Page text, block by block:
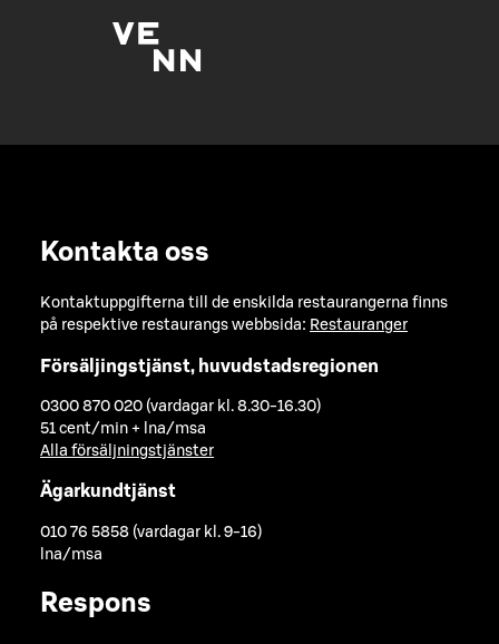
Kontakta oss
Kontaktuppgifterna till de enskilda restaurangerna finns
på respektive restaurangs webbsida: Restauranger
Försäljingstjänst, huvudstadsregionen
0300 870 020 (vardagar kl. 8.30-16.30)
51 cent/min + lna/msa
Alla försäljningstjänster
Ägarkundtjänst
010 76 5858 (vardagar kl. 9-16)
lna/msa
Respons